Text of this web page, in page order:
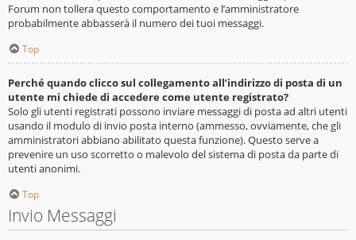
Forum non tollera questo comportamento e l’amministratore
probabilmente abbasserà il numero dei tuoi messaggi.
Top
Perché quando clicco sul collegamento all’indirizzo di posta di un
utente mi chiede di accedere come utente registrato?
Solo gli utenti registrati possono inviare messaggi di posta ad altri utenti
usando il modulo di invio posta interno (ammesso, ovviamente, che gli
amministratori abbiano abilitato questa funzione). Questo serve a
prevenire un uso scorretto o malevolo del sistema di posta da parte di
utenti anonimi.
Top
Invio Messaggi